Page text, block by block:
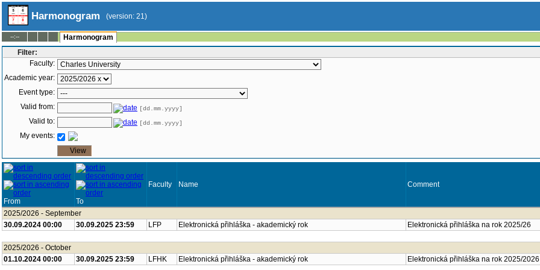
Harmonogram (version: 21)
--:--
Harmonogram
Filter:
Faculty:
Academic year:
Event type:
Valid from:
[dd.mm.yyyy]
Valid to: [dd.mm.yyyy]
My events:
From To
Faculty Name Comment
2025/2026 - September
30.09.2024 00:00
30.09.2025 23:59 LFP Elektronická přihláška - akademický rok Elektronická přihláška na rok 2025/26
2025/2026 - October
01.10.2024 00:00
30.09.2025 23:59 LFHK Elektronická přihláška - akademický rok Elektronická přihláška na rok 2025/2026